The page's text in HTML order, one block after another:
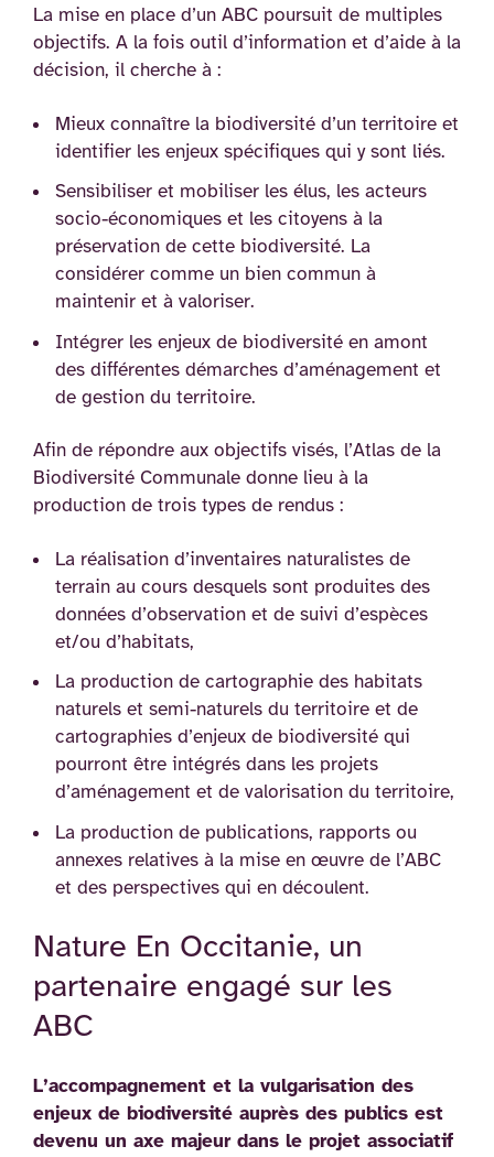
La mise en place d’un ABC poursuit de multiples
objectifs. A la fois outil d’information et d’aide à la
décision, il cherche à :
Mieux connaître la biodiversité d’un territoire et
identifier les enjeux spécifiques qui y sont liés.
Sensibiliser et mobiliser les élus, les acteurs
socio-économiques et les citoyens à la
préservation de cette biodiversité. La
considérer comme un bien commun à
maintenir et à valoriser.
Intégrer les enjeux de biodiversité en amont
des différentes démarches d’aménagement et
de gestion du territoire.
Afin de répondre aux objectifs visés, l’Atlas de la
Biodiversité Communale donne lieu à la
production de trois types de rendus :
La réalisation d’inventaires naturalistes de
terrain au cours desquels sont produites des
données d’observation et de suivi d’espèces
et/ou d’habitats,
La production de cartographie des habitats
naturels et semi-naturels du territoire et de
cartographies d’enjeux de biodiversité qui
pourront être intégrés dans les projets
d’aménagement et de valorisation du territoire,
La production de publications, rapports ou
annexes relatives à la mise en œuvre de l’ABC
et des perspectives qui en découlent.
Nature En Occitanie, un
partenaire engagé sur les
ABC
L’accompagnement et la vulgarisation des
enjeux de biodiversité auprès des publics est
devenu un axe majeur dans le projet associatif